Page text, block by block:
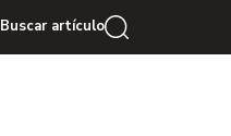
Buscar artículo